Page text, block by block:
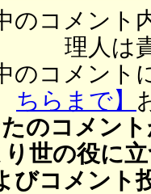
のコメント
理人は
のコメント
ちらまで】
のコメン
り世の役に
びコメント